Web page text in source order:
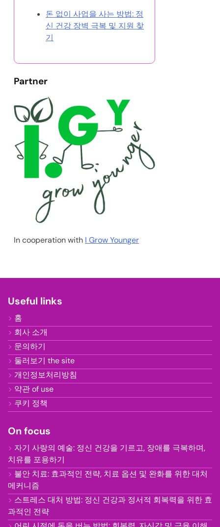
돈 없이 사업을 사는 방법: 정
신 건강 장벽 극복 및 지원 찾
기
Partner
In cooperation with I Grow Younger
Useful links
홈
회사 소개
문의하기
둘러보기 the site
개인정보처리방침
약관 of use
쿠키 정책
On focus
자기 사랑의 예술: 정신 건강을 기르고, 장애를 극복하며,
치유를 포용하기
불안 치료: 효과적인 전략, 치료 옵션 및 완화를 위한 대처
메커니즘
스트레스 대처 방법: 정신 건강과 정서적 회복력을 위한 효
과적인 전략